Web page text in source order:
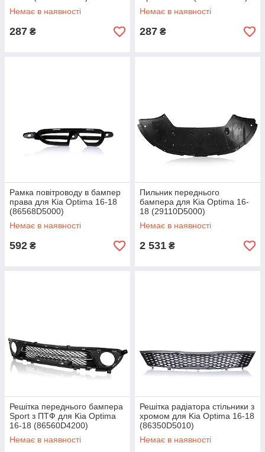
Немає в наявності
287 ₴
Немає в наявності
287 ₴
Рамка повітроводу в бампер
права для Kia Optima 16-18
(86568D5000)
Немає в наявності
592 ₴
Пильник переднього
бампера для Kia Optima 16-
18 (29110D5000)
Немає в наявності
2 531 ₴
Решітка переднього бампера
Sport з ПТФ для Kia Optima
16-18 (86560D4200)
Немає в наявності
Решітка радіатора стільники з
хромом для Kia Optima 16-18
(86350D5010)
Немає в наявності